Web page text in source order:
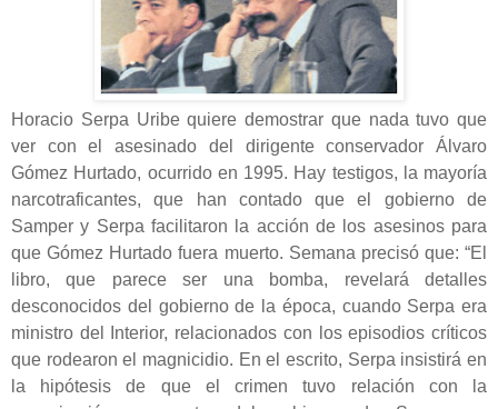
Horacio Serpa Uribe quiere demostrar que nada tuvo que
ver con el asesinado del dirigente conservador Álvaro
Gómez Hurtado, ocurrido en 1995. Hay testigos, la mayoría
narcotraficantes, que han contado que el gobierno de
Samper y Serpa facilitaron la acción de los asesinos para
que Gómez Hurtado fuera muerto. Semana precisó que: “El
libro, que parece ser una bomba, revelará detalles
desconocidos del gobierno de la época, cuando Serpa era
ministro del Interior, relacionados con los episodios críticos
que rodearon el magnicidio. En el escrito, Serpa insistirá en
la hipótesis de que el crimen tuvo relación con la